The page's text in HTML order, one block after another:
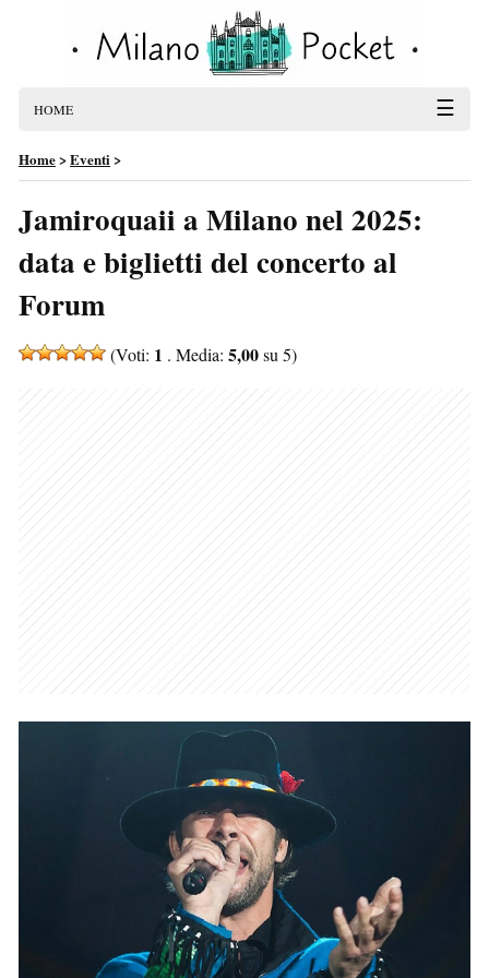
HOME ☰
Home>Eventi>
Jamiroquaii a Milano nel 2025:
data e biglietti del concerto al
Forum
(Voti: 1 . Media: 5,00su 5)